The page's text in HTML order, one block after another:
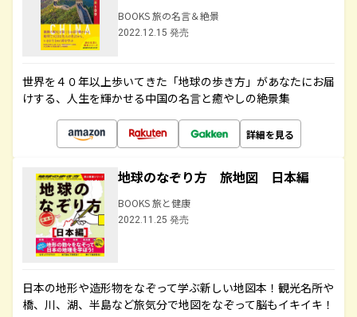
BOOKS 旅の名言＆絶景
2022.12.15 発売
世界を４０年以上歩いてきた「地球の歩き方」があなたにお届
けする、人生を輝かせる中国の名言と癒やしの絶景集
詳細を見る
地球のなぞり方 旅地図 日本編
BOOKS 旅と健康
2022.11.25 発売
日本の地形や造形物をなぞって学ぶ新しい地図本！観光名所や
橋、川、湖、半島など旅気分で地図をなぞって脳もイキイキ！